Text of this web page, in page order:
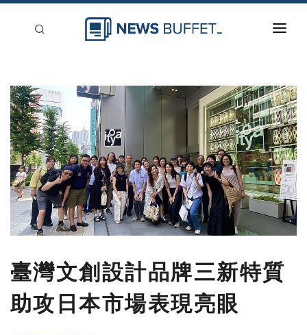
新聞稿分類
登入
刊登
臺灣文創設計品牌三新特質
助攻日本市場表現亮眼